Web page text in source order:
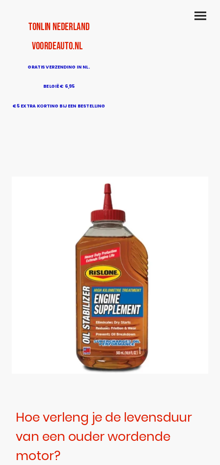
TonLin Nederland
voordeauto.nl
GRATIS VERZENDING IN NL.
BELGIË € 6,95
€5 EXTRA KORTING BIJ EEN BESTELLING
Hoe verleng je de levensduur
van een ouder wordende
motor?